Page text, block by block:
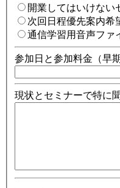
開業してはいけない
次回日程優先案内希
通信学習用音声ファ
参加日と参加料金（早
現状とセミナーで特に